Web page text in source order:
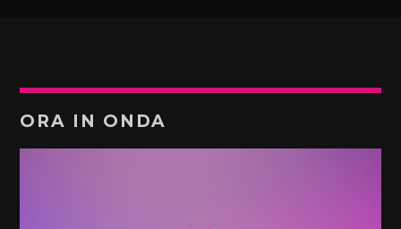
ORA IN ONDA